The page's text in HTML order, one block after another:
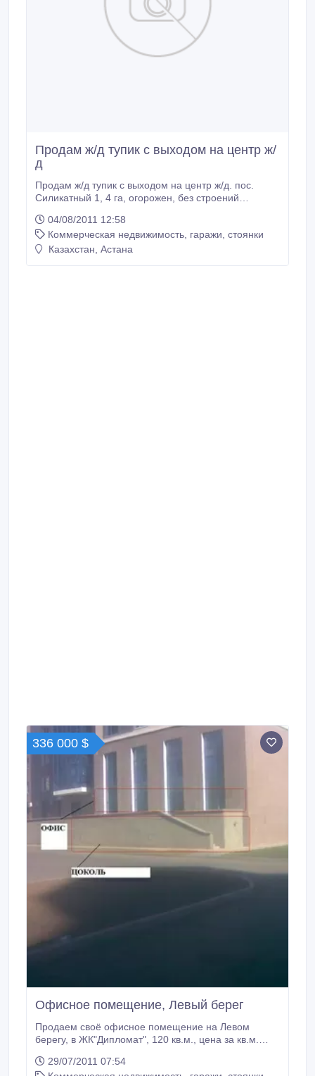
Продам ж/д тупик с выходом на центр ж/
д
Продам ж/д тупик с выходом на центр ж/д. пос.
Силикатный 1, 4 га, огорожен, без строений
04/08/2011 12:58
Коммерческая недвижимость, гаражи, стоянки
Казахстан, Астана
336 000 $
Офисное помещение, Левый берег
Продаем своё офисное помещение на Левом
берегу, в ЖК"Дипломат", 120 кв.м., цена за кв.м.
29/07/2011 07:54